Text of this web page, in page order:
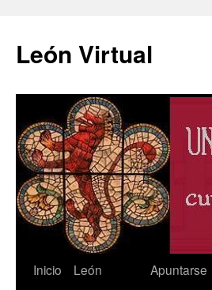
León Virtual
Saltar
Inicio
León
Apuntarse